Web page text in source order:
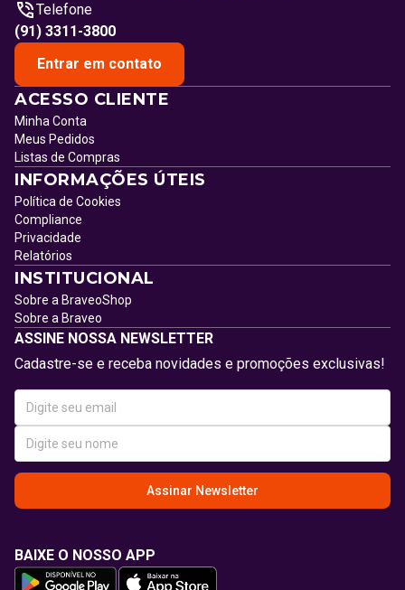
Telefone
(91) 3311-3800
Entrar em contato
ACESSO CLIENTE
Minha Conta
Meus Pedidos
Listas de Compras
INFORMAÇÕES ÚTEIS
Política de Cookies
Compliance
Privacidade
Relatórios
INSTITUCIONAL
Sobre a BraveoShop
Sobre a Braveo
ASSINE NOSSA NEWSLETTER
Cadastre-se e receba novidades e promoções exclusivas!
Assinar Newsletter
BAIXE O NOSSO APP